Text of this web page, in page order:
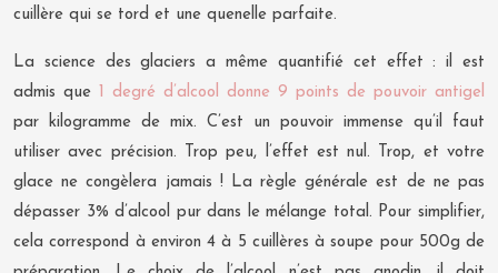
cuillère qui se tord et une quenelle parfaite.
La science des glaciers a même quantifié cet effet : il est
admis que 1 degré d’alcool donne 9 points de pouvoir antigel
par kilogramme de mix. C’est un pouvoir immense qu’il faut
utiliser avec précision. Trop peu, l’effet est nul. Trop, et votre
glace ne congèlera jamais ! La règle générale est de ne pas
dépasser 3% d’alcool pur dans le mélange total. Pour simplifier,
cela correspond à environ 4 à 5 cuillères à soupe pour 500g de